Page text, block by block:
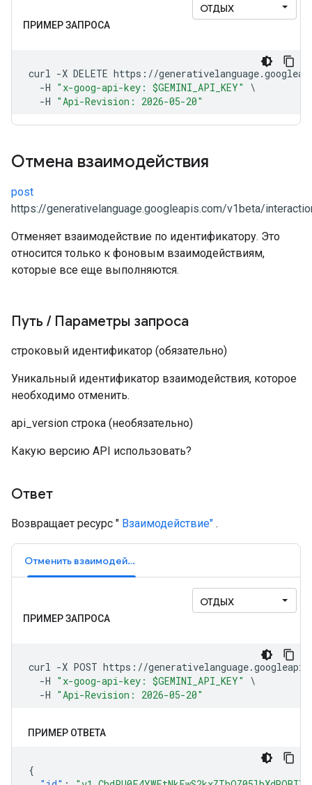
Отмена взаимодействия
post
https://generativelanguage.googleapis.com/v1beta/
Отменяет взаимодействие по идентификатору. Это
относится только к фоновым взаимодействиям,
которые все еще выполняются.
Путь /Параметры запроса
строковый идентификатор (обязательно)
Уникальный идентификатор взаимодействия, которое
необходимо отменить.
api_version строка (необязательно)
Какую версию API использовать?
Ответ
Возвращает ресурс " Взаимодействие" .
Отменить взаимодействие
ПРИМЕР ОТВЕТА
{